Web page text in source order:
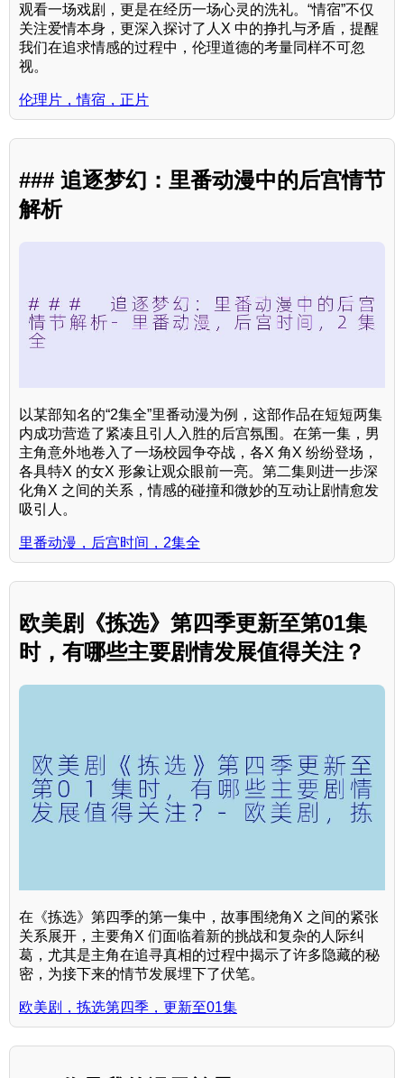
观看一场戏剧，更是在经历一场心灵的洗礼。“情宿”不仅
关注爱情本身，更深入探讨了人X 中的挣扎与矛盾，提醒
我们在追求情感的过程中，伦理道德的考量同样不可忽
视。
伦理片，情宿，正片
### 追逐梦幻：里番动漫中的后宫情节
解析
以某部知名的“2集全”里番动漫为例，这部作品在短短两集
内成功营造了紧凑且引人入胜的后宫氛围。在第一集，男
主角意外地卷入了一场校园争夺战，各X 角X 纷纷登场，
各具特X 的女X 形象让观众眼前一亮。第二集则进一步深
化角X 之间的关系，情感的碰撞和微妙的互动让剧情愈发
吸引人。
里番动漫，后宫时间，2集全
欧美剧《拣选》第四季更新至第01集
时，有哪些主要剧情发展值得关注？
在《拣选》第四季的第一集中，故事围绕角X 之间的紧张
关系展开，主要角X 们面临着新的挑战和复杂的人际纠
葛，尤其是主角在追寻真相的过程中揭示了许多隐藏的秘
密，为接下来的情节发展埋下了伏笔。
欧美剧，拣选第四季，更新至01集